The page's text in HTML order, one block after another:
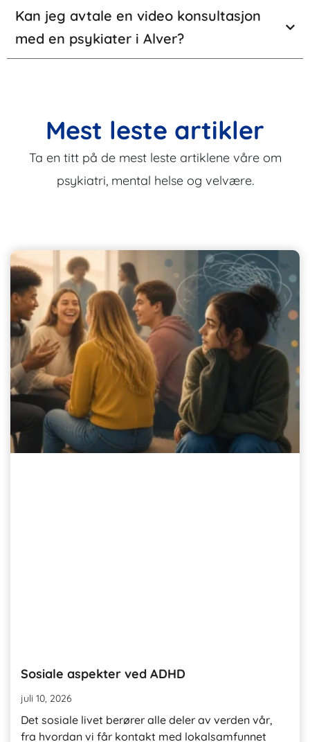
Kan jeg avtale en video konsultasjon
med en psykiater i Alver?
Mest leste artikler
Ta en titt på de mest leste artiklene våre om
psykiatri, mental helse og velvære.
Sosiale aspekter ved ADHD
juli 10, 2026
Det sosiale livet berører alle deler av verden vår,
fra hvordan vi får kontakt med lokalsamfunnet